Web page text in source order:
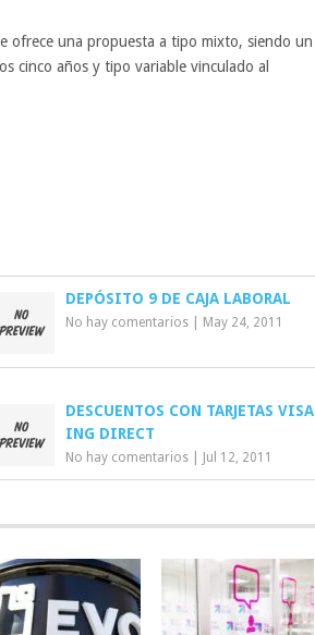
le ofrece una propuesta a tipo mixto, siendo un
cinco años y tipo variable vinculado al
DEPÓSITO 9 DE CAJA LABORAL
No hay comentarios May 24, 2011
DESCUENTOS CON TARJETAS VISA
ING DIRECT
No hay comentarios Jul 12, 2011